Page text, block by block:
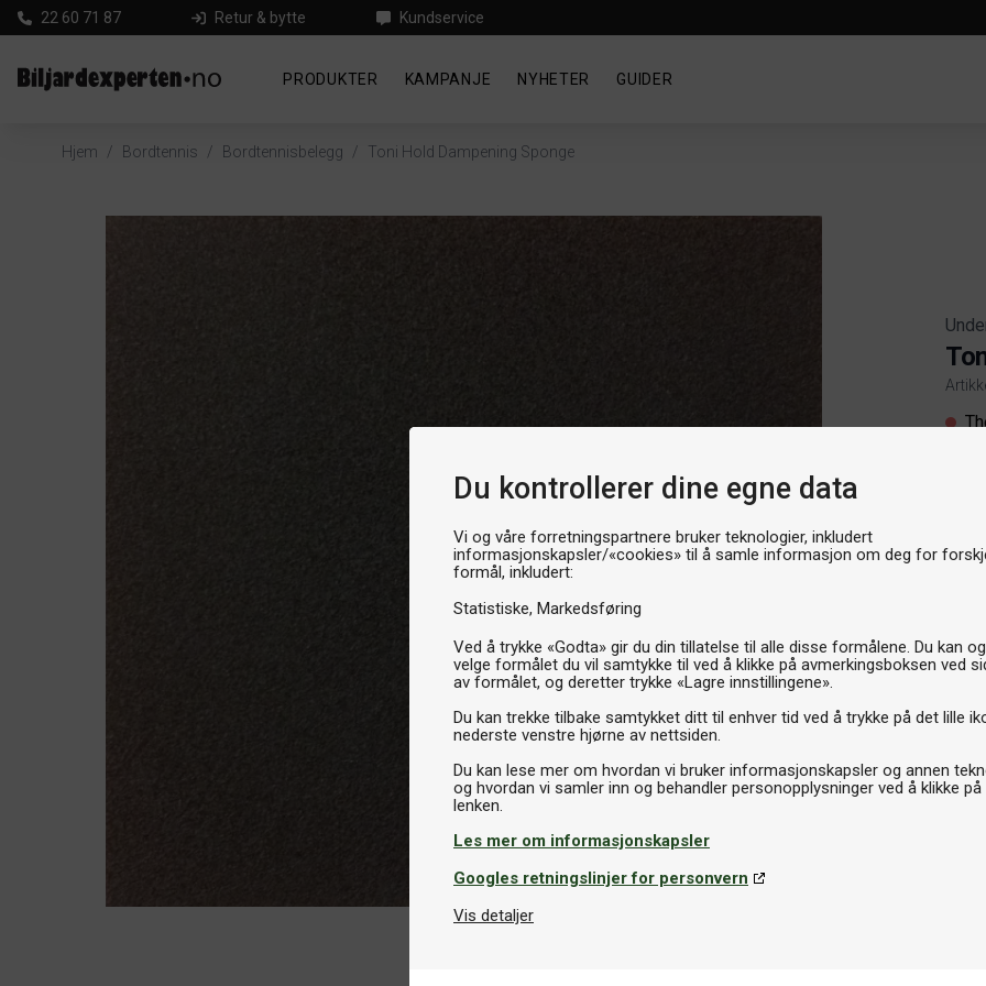
Du kontrollerer dine egne data
Vi og våre forretningspartnere bruker teknologier, inkludert
informasjonskapsler/«cookies» til å samle informasjon om deg for
formål, inkludert:
Statistiske Markedsføring
Ved å trykke «Godta» gir du din tillatelse til alle disse formålene. Du kan
velge formålet du vil samtykke til ved å klikke på avmerkingsboksen ved
av formålet, og deretter trykke «Lagre innstillingene».
Du kan trekke tilbake samtykket ditt til enhver tid ved å trykke på det lille
nederste venstre hjørne av nettsiden.
Du kan lese mer om hvordan vi bruker informasjonskapsler og annen
og hvordan vi samler inn og behandler personopplysninger ved å klikke på
Les mer om informasjonskapsler
Googles retningslinjer for personvern
Vis detaljer
22 60 71 87 Retur & bytte Kundservice
PRODUKTER KAMPANJE NYHETER GUIDER
Hjem / Bordtennis / Bordtennisbelegg / Toni Hold Dampening Sponge